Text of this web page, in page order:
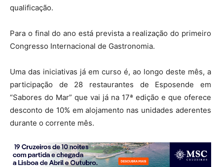
qualificação.
Para o final do ano está prevista a realização do primeiro
Congresso Internacional de Gastronomia.
Uma das iniciativas já em curso é, ao longo deste mês, a
participação de 28 restaurantes de Esposende em
“Sabores do Mar” que vai já na 17ª edição e que oferece
desconto de 10% em alojamento nas unidades aderentes
durante o corrente mês.